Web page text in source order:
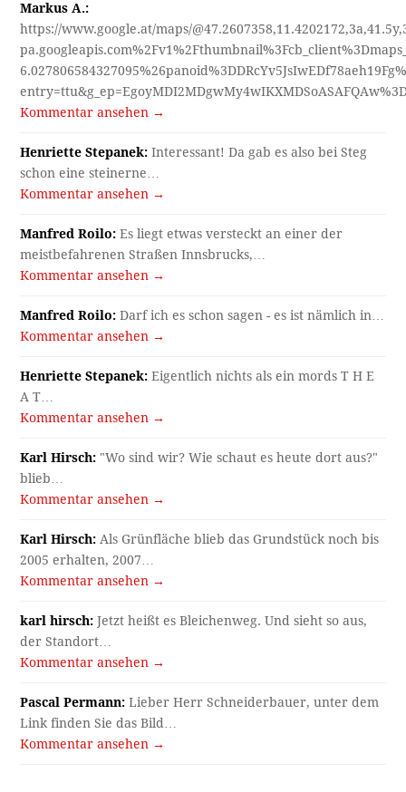
Markus A.:
https://www.google.at/maps/
Kommentar ansehen →
Henriette Stepanek: Interessant! Da gab es also bei Steg
schon eine steinerne…
Kommentar ansehen →
Manfred Roilo: Es liegt etwas versteckt an einer der
meistbefahrenen Straßen Innsbrucks,…
Kommentar ansehen →
Manfred Roilo: Darf ich es schon sagen - es ist nämlich in…
Kommentar ansehen →
Henriette Stepanek: Eigentlich nichts als ein mords T H E
A T…
Kommentar ansehen →
Karl Hirsch: "Wo sind wir? Wie schaut es heute dort aus?"
blieb…
Kommentar ansehen →
Karl Hirsch: Als Grünfläche blieb das Grundstück noch bis
2005 erhalten, 2007…
Kommentar ansehen →
karl hirsch: Jetzt heißt es Bleichenweg. Und sieht so aus,
der Standort…
Kommentar ansehen →
Pascal Permann: Lieber Herr Schneiderbauer, unter dem
Link finden Sie das Bild…
Kommentar ansehen →